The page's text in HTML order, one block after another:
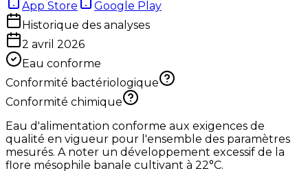
App Store
Google Play
Historique des analyses
2 avril 2026
Eau conforme
Conformité bactériologique
Conformité chimique
Eau d'alimentation conforme aux exigences de
qualité en vigueur pour l'ensemble des paramètres
mesurés. A noter un développement excessif de la
flore mésophile banale cultivant à 22°C.